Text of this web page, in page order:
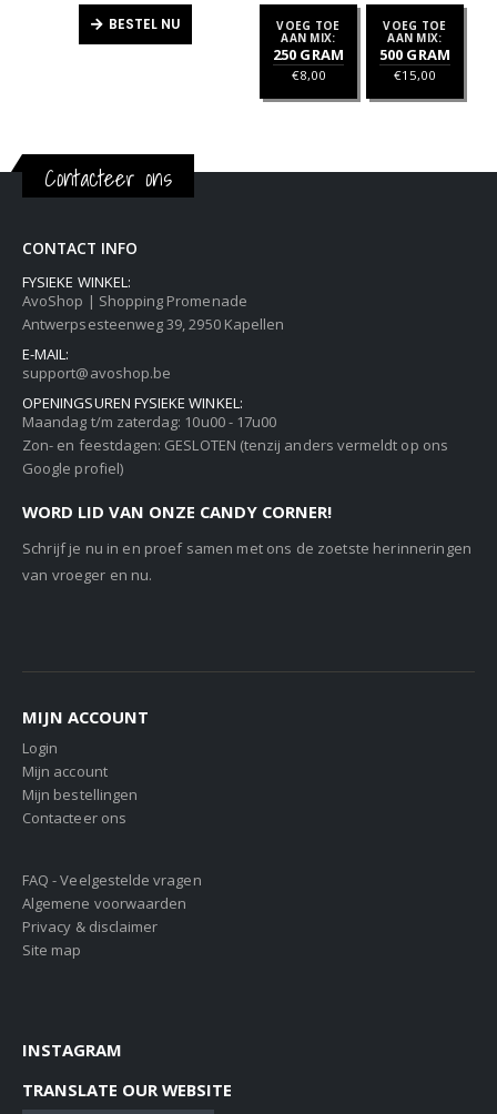
BESTEL NU tot
€15,00
VOEG TOE
AAN MIX:
250 GRAM
€8,00
VOEG TOE
AAN MIX:
500 GRAM
€15,00
Contacteer ons
CONTACT INFO
FYSIEKE WINKEL:
AvoShop | Shopping Promenade
Antwerpsesteenweg 39, 2950 Kapellen
E-MAIL:
support@avoshop.be
OPENINGSUREN FYSIEKE WINKEL:
Maandag t/m zaterdag: 10u00 - 17u00
Zon- en feestdagen: GESLOTEN (tenzij anders vermeldt op ons
Google profiel)
WORD LID VAN ONZE CANDY CORNER!
Schrijf je nu in en proef samen met ons de zoetste herinneringen
van vroeger en nu.
MIJN ACCOUNT
Login
Mijn account
Mijn bestellingen
Contacteer ons
FAQ - Veelgestelde vragen
Algemene voorwaarden
Privacy & disclaimer
Site map
INSTAGRAM
TRANSLATE OUR WEBSITE